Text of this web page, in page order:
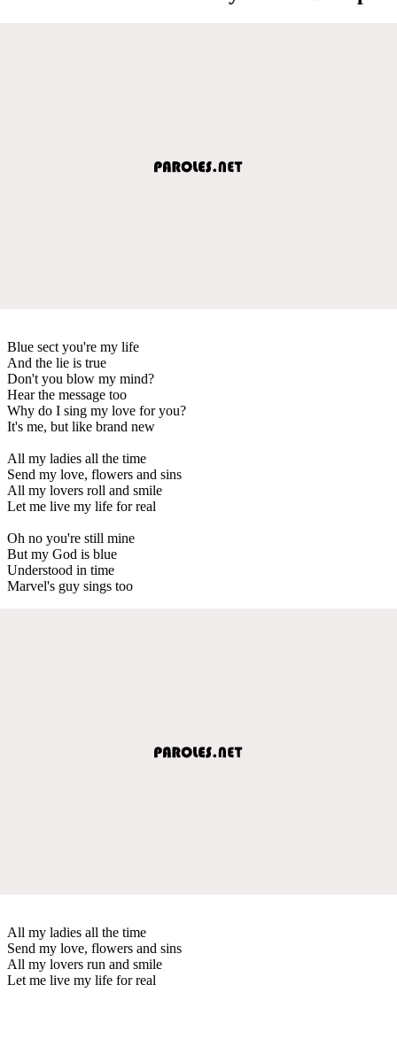
Blue sect you're my life
And the lie is true
Don't you blow my mind?
Hear the message too
Why do I sing my love for you?
It's me, but like brand new
All my ladies all the time
Send my love, flowers and sins
All my lovers roll and smile
Let me live my life for real
Oh no you're still mine
But my God is blue
Understood in time
Marvel's guy sings too
All my ladies all the time
Send my love, flowers and sins
All my lovers run and smile
Let me live my life for real